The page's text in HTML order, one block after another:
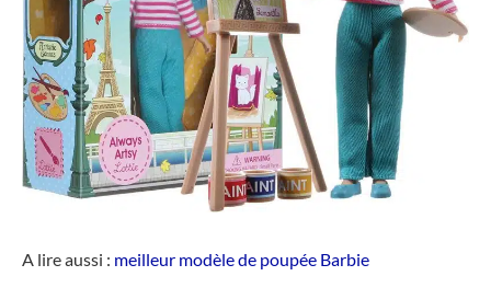
A lire aussi : meilleur modèle de poupée Barbie